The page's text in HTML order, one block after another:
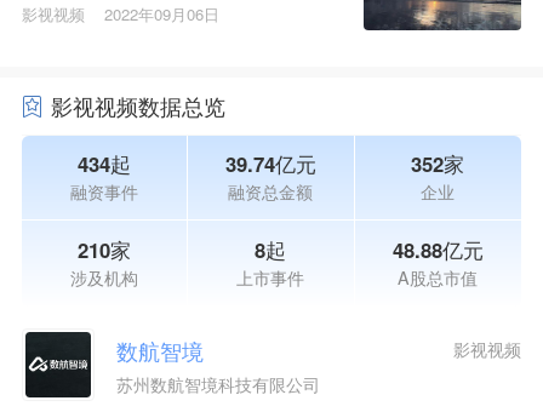
影视视频 2022年09月06日
影视视频数据总览
434起
融资事件
39.74亿元
融资总金额
352家
企业
210家
涉及机构
8起
上市事件
48.88亿元
A股总市值
数航智境
苏州数航智境科技有限公司
影视视频